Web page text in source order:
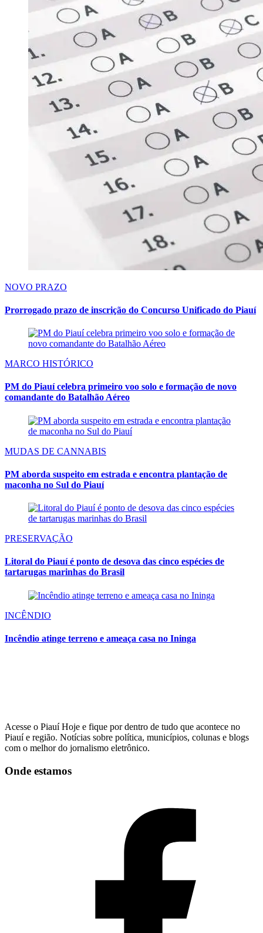
NOVO PRAZO
Prorrogado prazo de inscrição do Concurso Unificado do Piauí
MARCO HISTÓRICO
PM do Piauí celebra primeiro voo solo e formação de novo
comandante do Batalhão Aéreo
MUDAS DE CANNABIS
PM aborda suspeito em estrada e encontra plantação de
maconha no Sul do Piauí
PRESERVAÇÃO
Litoral do Piauí é ponto de desova das cinco espécies de
tartarugas marinhas do Brasil
INCÊNDIO
Incêndio atinge terreno e ameaça casa no Ininga
Acesse o Piauí Hoje e fique por dentro de tudo que acontece no
Piauí e região. Notícias sobre política, municípios, colunas e blogs
com o melhor do jornalismo eletrônico.
Onde estamos